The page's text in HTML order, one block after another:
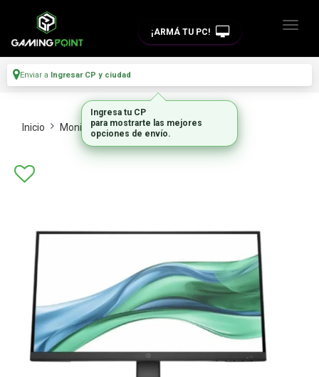
¡ARMÁ TU PC!
Enviar a Ingresar CP y ciudad
Inicio Monitores Y Tvs Monitores
Ingresa tu CP
para mostrarte las mejores
opciones de envío.